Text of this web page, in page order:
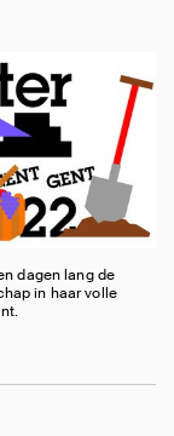
dagen lang de
in haar volle